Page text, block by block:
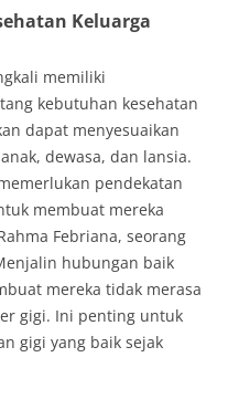
Keluarga
memiliki
kebutuhan kesehatan
dapat menyesuaikan
dewasa, dan lansia.
pendekatan
membuat mereka
Febriana, seorang
hubungan baik
mereka tidak merasa
gigi. Ini penting untuk
gigi yang baik sejak